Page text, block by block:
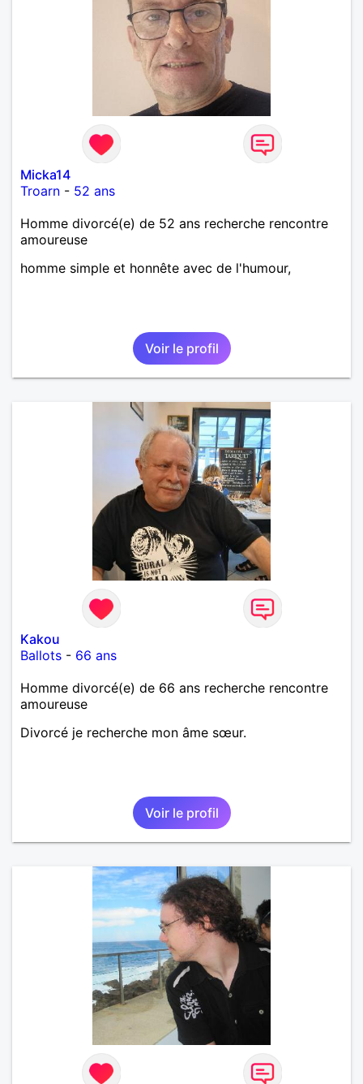
Micka14
Troarn - 52 ans
Homme divorcé(e) de 52 ans recherche rencontre
amoureuse
homme simple et honnête avec de l'humour,
Voir le profil
Kakou
Ballots - 66 ans
Homme divorcé(e) de 66 ans recherche rencontre
amoureuse
Divorcé je recherche mon âme sœur.
Voir le profil